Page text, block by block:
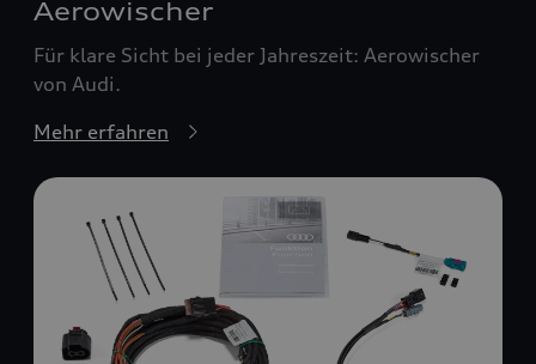
Aerowischer
Für klare Sicht bei jeder Jahreszeit: Aerowischer
von Audi.
Mehr erfahren